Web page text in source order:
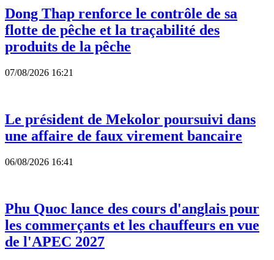
Dong Thap renforce le contrôle de sa
flotte de pêche et la traçabilité des
produits de la pêche
07/08/2026 16:21
Le président de Mekolor poursuivi dans
une affaire de faux virement bancaire
06/08/2026 16:41
Phu Quoc lance des cours d'anglais pour
les commerçants et les chauffeurs en vue
de l'APEC 2027